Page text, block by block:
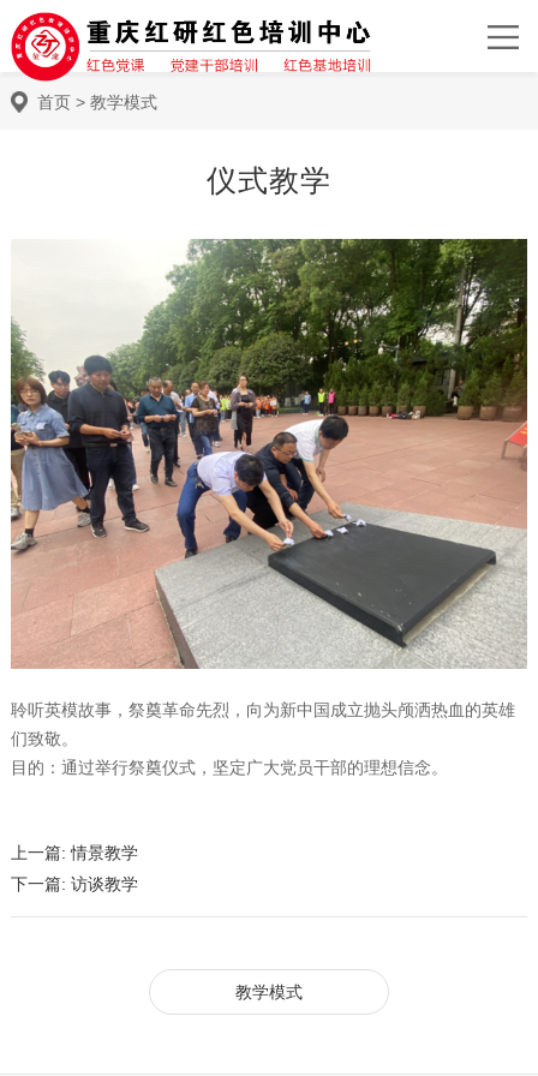
首页> 教学模式
仪式教学
聆听英模故事，祭奠革命先烈，向为新中国成立抛头颅洒热血的英雄
们致敬。
目的：通过举行祭奠仪式，坚定广大党员干部的理想信念。
上一篇:情景教学
下一篇: 访谈教学
教学模式